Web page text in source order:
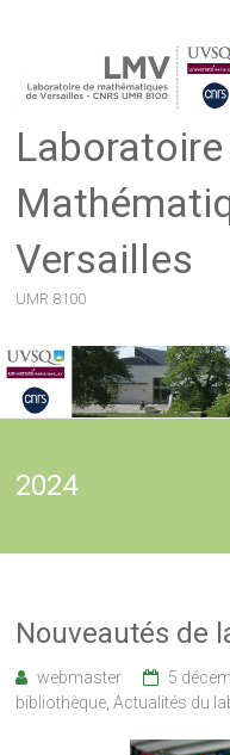
Versailles
UMR 8100
2024
Nouveautés de
webmaster 5
bibliothèque ,Actualités du